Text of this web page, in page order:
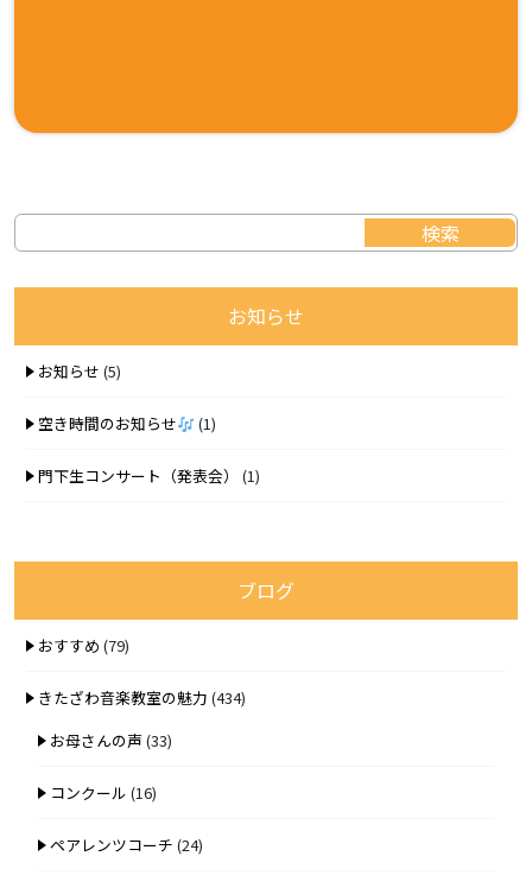
お知らせ
お知らせ (5)
空き時間のお知らせ (1)
門下生コンサート（発表会） (1)
ブログ
おすすめ (79)
きたざわ音楽教室の魅力 (434)
お母さんの声 (33)
コンクール (16)
ペアレンツコーチ (24)